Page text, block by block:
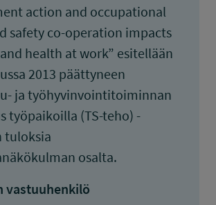
action and occupational
safety co-operation impacts
health at work” esitellään
2013 päättyneen
ja työhyvinvointitoiminnan
työpaikoilla (TS-teho) -
tuloksia
osalta.
vastuuhenkilö